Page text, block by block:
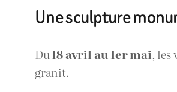
Une sculpture
Du18 avril au 1er mai, les
granit.